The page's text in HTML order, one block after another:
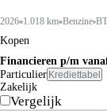
2026 1.018 km Benzine
Kopen
Financieren p/m
Particulier Krediettabel
Zakelijk
Vergelijk